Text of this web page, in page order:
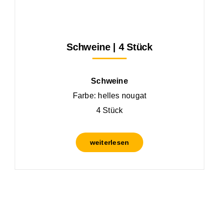
Schweine | 4 Stück
Schweine
Farbe: helles nougat
4 Stück
weiterlesen